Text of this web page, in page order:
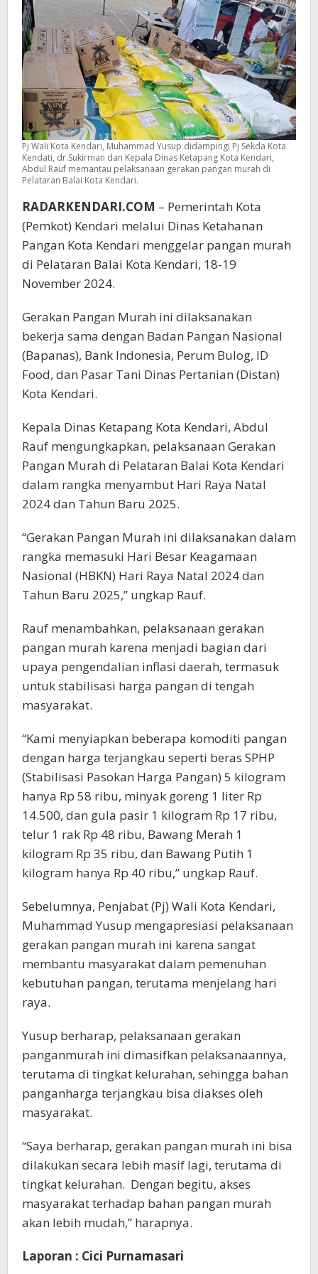
Pj Wali Kota Kendari, Muhammad Yusup didampingi Pj Sekda Kota
Kendati, dr.Sukirman dan Kepala Dinas Ketapang Kota Kendari,
Abdul Rauf memantau pelaksanaan gerakan pangan murah di
Pelataran Balai Kota Kendari.
RADARKENDARI.COM – Pemerintah Kota
(Pemkot) Kendari melalui Dinas Ketahanan
Pangan Kota Kendari menggelar pangan murah
di Pelataran Balai Kota Kendari, 18-19
November 2024.
Gerakan Pangan Murah ini dilaksanakan
bekerja sama dengan Badan Pangan Nasional
(Bapanas), Bank Indonesia, Perum Bulog, ID
Food, dan Pasar Tani Dinas Pertanian (Distan)
Kota Kendari.
Kepala Dinas Ketapang Kota Kendari, Abdul
Rauf mengungkapkan, pelaksanaan Gerakan
Pangan Murah di Pelataran Balai Kota Kendari
dalam rangka menyambut Hari Raya Natal
2024 dan Tahun Baru 2025.
“Gerakan Pangan Murah ini dilaksanakan dalam
rangka memasuki Hari Besar Keagamaan
Nasional (HBKN) Hari Raya Natal 2024 dan
Tahun Baru 2025,” ungkap Rauf.
Rauf menambahkan, pelaksanaan gerakan
pangan murah karena menjadi bagian dari
upaya pengendalian inflasi daerah, termasuk
untuk stabilisasi harga pangan di tengah
masyarakat.
“Kami menyiapkan beberapa komoditi pangan
dengan harga terjangkau seperti beras SPHP
(Stabilisasi Pasokan Harga Pangan) 5 kilogram
hanya Rp 58 ribu, minyak goreng 1 liter Rp
14.500, dan gula pasir 1 kilogram Rp 17 ribu,
telur 1 rak Rp 48 ribu, Bawang Merah 1
kilogram Rp 35 ribu, dan Bawang Putih 1
kilogram hanya Rp 40 ribu,” ungkap Rauf.
Sebelumnya, Penjabat (Pj) Wali Kota Kendari,
Muhammad Yusup mengapresiasi pelaksanaan
gerakan pangan murah ini karena sangat
membantu masyarakat dalam pemenuhan
kebutuhan pangan, terutama menjelang hari
raya.
Yusup berharap, pelaksanaan gerakan
panganmurah ini dimasifkan pelaksanaannya,
terutama di tingkat kelurahan, sehingga bahan
panganharga terjangkau bisa diakses oleh
masyarakat.
“Saya berharap, gerakan pangan murah ini bisa
dilakukan secara lebih masif lagi, terutama di
tingkat kelurahan. Dengan begitu, akses
masyarakat terhadap bahan pangan murah
akan lebih mudah,” harapnya.
Laporan : Cici Purnamasari